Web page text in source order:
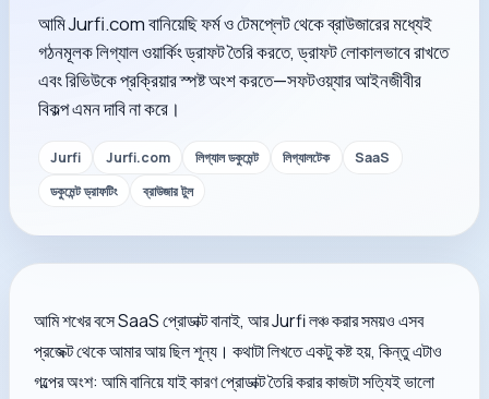
আমি Jurfi.com বানিয়েছি ফর্ম ও টেমপ্লেট থেকে ব্রাউজারের মধ্যেই
গঠনমূলক লিগ্যাল ওয়ার্কিং ড্রাফট তৈরি করতে, ড্রাফট লোকালভাবে রাখতে
এবং রিভিউকে প্রক্রিয়ার স্পষ্ট অংশ করতে—সফটওয়্যার আইনজীবীর
বিকল্প এমন দাবি না করে।
Jurfi Jurfi.com লিগ্যাল ডকুমেন্ট লিগ্যালটেক
SaaS
ডকুমেন্ট ড্রাফটিং
ব্রাউজার টুল
আমি শখের বসে SaaS প্রোডাক্ট বানাই, আর Jurfi লঞ্চ করার সময়ও এসব
প্রজেক্ট থেকে আমার আয় ছিল শূন্য। কথাটা লিখতে একটু কষ্ট হয়, কিন্তু এটাও
গল্পের অংশ: আমি বানিয়ে যাই কারণ প্রোডাক্ট তৈরি করার কাজটা সত্যিই ভালো